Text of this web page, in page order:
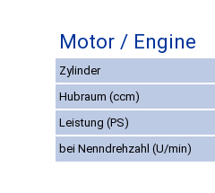
Motor / Engine
Zylinder
Hubraum (ccm)
Leistung (PS)
bei Nenndrehzahl (U/min)